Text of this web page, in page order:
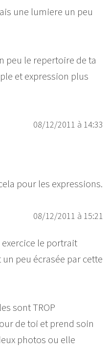
une lumiere un peu
peu le repertoire de ta
et expression plus
08/12/2011 à 14:33
pour les expressions.
08/12/2011 à 15:21
le portrait
peu écrasée par cette
sont TROP
de toi et prend soin
photos ou elle